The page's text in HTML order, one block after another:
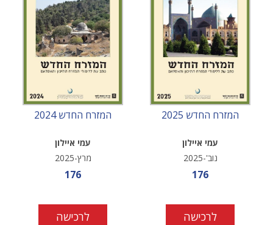
המזרח החדש 2025
עמי איילון
נוב'-2025
מחיר מבצע
176
לרכישה
המזרח החדש 2024
עמי איילון
מרץ-2025
מחיר מבצע
176
לרכישה